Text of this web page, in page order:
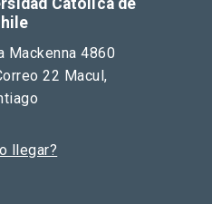
Católica de
Mackenna 4860
22 Macul,
llegar?